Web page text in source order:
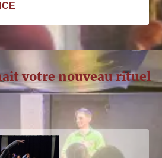
votre nouveau rituel